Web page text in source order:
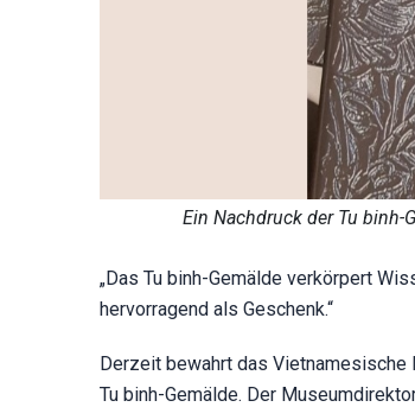
Ein Nachdruck der Tu
„Das Tu binh-Gemälde verkörpert
hervorragend als Geschenk.“
Derzeit bewahrt das Vietnamesische
Tu binh-Gemälde. Der